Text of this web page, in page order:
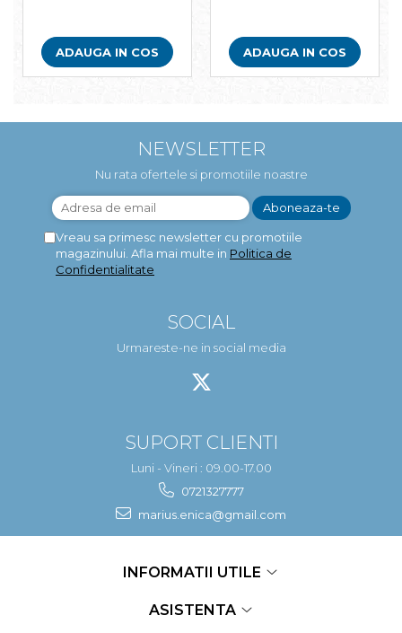
ADAUGA IN COS ADAUGA IN COS
NEWSLETTER
Nu rata ofertele si promotiile noastre
Vreau sa primesc newsletter cu promotiile
magazinului. Afla mai multe in Politica de
Confidentialitate
SOCIAL
Urmareste-ne in social media
SUPORT CLIENTI
Luni - Vineri : 09.00-17.00
0721327777
marius.enica@gmail.com
INFORMATII UTILE
ASISTENTA